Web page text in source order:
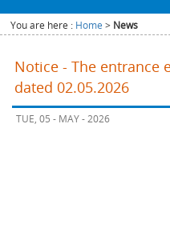
You are here : Home > News
Notice - The entrance
dated 02.05.2026
TUE, 05 - MAY - 2026